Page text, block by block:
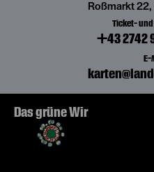
Roßmarkt
Ticket-
+43 2742
E-
Das grüne Wir